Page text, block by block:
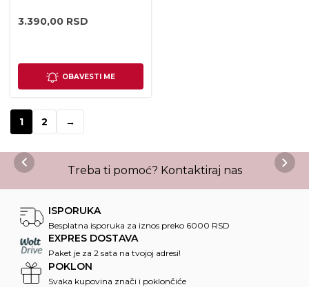
pcs]
3.390,00 RSD
OBAVESTI ME
1 2 →
Treba ti pomoć? Kontaktiraj nas
ISPORUKA
Besplatna isporuka za iznos preko 6000 RSD
EXPRES DOSTAVA
Paket je za 2 sata na tvojoj adresi!
POKLON
Svaka kupovina znači i poklončiće